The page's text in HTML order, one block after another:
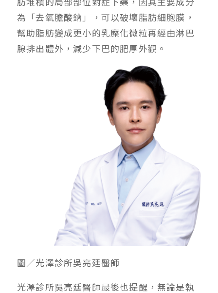
為「去氧膽酸鈉」，可以破壞脂肪細胞膜，
幫助脂肪變成更小的乳糜化微粒再經由淋巴
腺排出體外，減少下巴的肥厚外觀。
圖／光澤診所吳亮廷醫師
光澤診所吳亮廷醫師最後也提醒，無論是執